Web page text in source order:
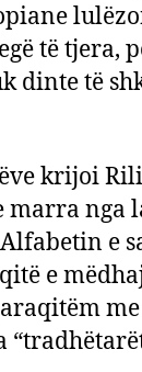
të tjera,
dinte të
krijoi
nga
e
e